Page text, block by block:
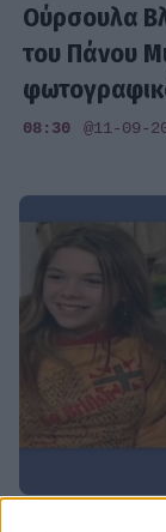
Ούρσουλα
του Πάνου
08:30 @11-09-